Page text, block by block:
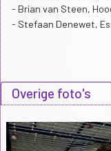
- Brian van Steen,
- Stefaan Denewet,
Overige foto's